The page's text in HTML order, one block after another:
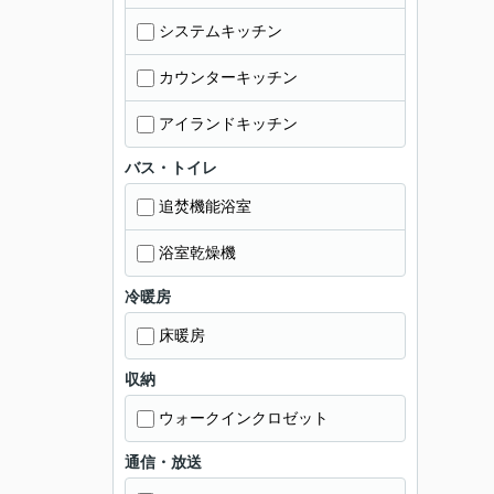
システムキッチン
カウンターキッチン
アイランドキッチン
バス・トイレ
追焚機能浴室
浴室乾燥機
冷暖房
床暖房
収納
ウォークインクロゼット
通信・放送